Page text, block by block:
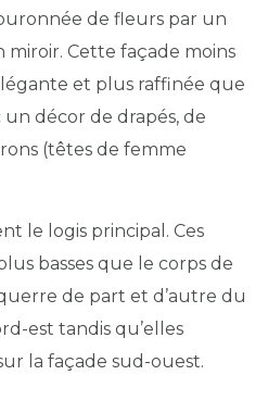
de fleurs par un
Cette façade moins
et plus raffinée que
un décor de drapés, de
(têtes de femme
le logis principal. Ces
basses que le corps de
de part et d’autre du
est tandis qu’elles
la façade sud-ouest.